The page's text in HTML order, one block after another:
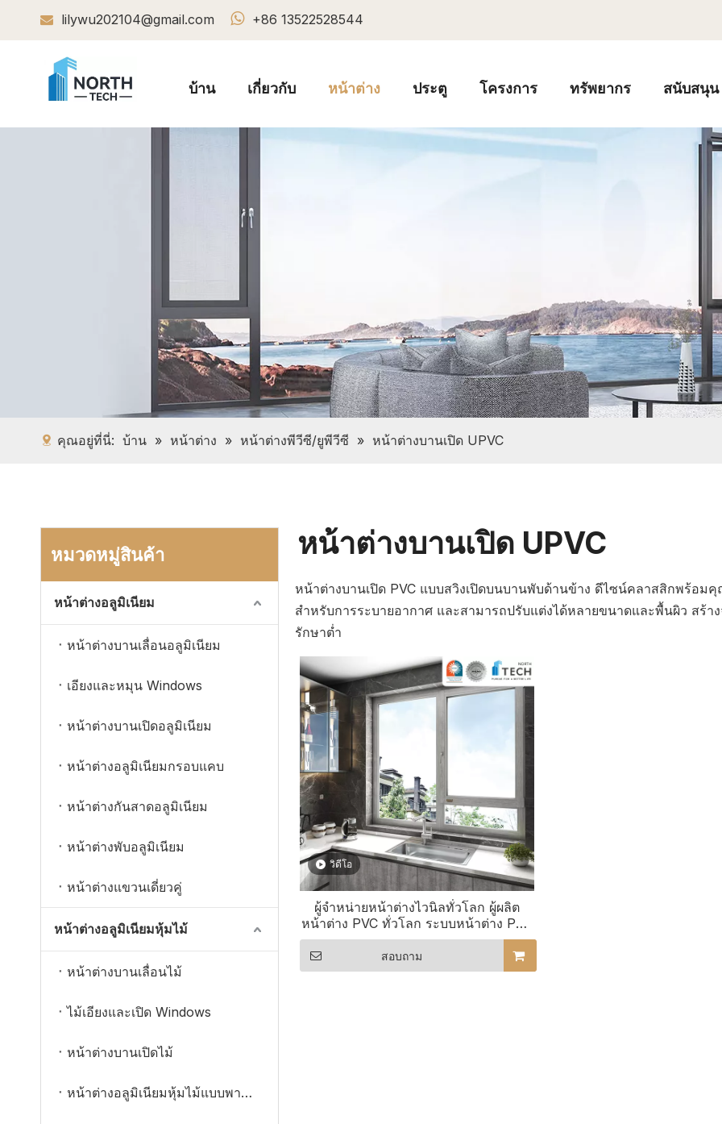
 lilywu202104@gmail.com  +86 13522528544
บ้าน เกี่ยวกับ หน้าต่าง ประตู โครงการ ทรัพยากร สนับสนุน
คุณอยู่ที่นี่: บ้าน » หน้าต่าง » หน้าต่างพีวีซี/ยูพีวีซี » หน้าต่างบานเปิด UPVC
หมวดหมู่สินค้า
หน้าต่างอลูมิเนียม
หน้าต่างบานเลื่อนอลูมิเนียม
เอียงและหมุน Windows
หน้าต่างบานเปิดอลูมิเนียม
หน้าต่างอลูมิเนียมกรอบแคบ
หน้าต่างกันสาดอลูมิเนียม
หน้าต่างพับอลูมิเนียม
หน้าต่างแขวนเดี่ยวคู่
หน้าต่างอลูมิเนียมหุ้มไม้
หน้าต่างบานเลื่อนไม้
ไม้เอียงและเปิด Windows
หน้าต่างบานเปิดไม้
หน้าต่างอลูมิเนียมหุ้มไม้แบบพาโนรามา
หน้าต่างบานเปิด UPVC
หน้าต่างบานเปิด PVC แบบสวิงเปิดบนบานพับด้านข้าง ดีไซน์คลาสสิกพร้อม
สำหรับการระบายอากาศ และสามารถปรับแต่งได้หลายขนาดและพื้นผิว สร้า
รักษาต่ำ
วิดีโอ
ผู้จำหน่ายหน้าต่างไวนิลทั่วโลก ผู้ผลิต
หน้าต่าง PVC ทั่วโลก ระบบหน้าต่าง PVC
ในราคาขายส่ง
สอบถาม